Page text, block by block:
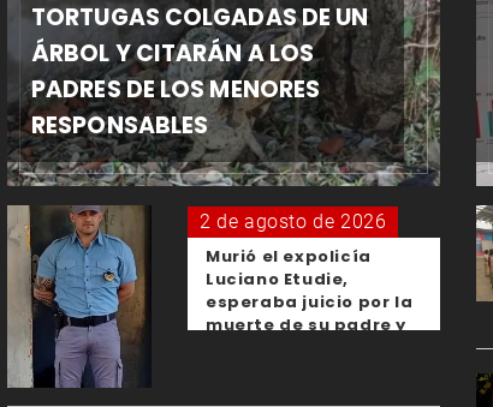
TORTUGAS COLGADAS DE UN
ÁRBOL Y CITARÁN A LOS
PADRES DE LOS MENORES
RESPONSABLES
2 de agosto de 2026
Murió el expolicía
Luciano Etudie,
esperaba juicio por la
muerte de su padre y